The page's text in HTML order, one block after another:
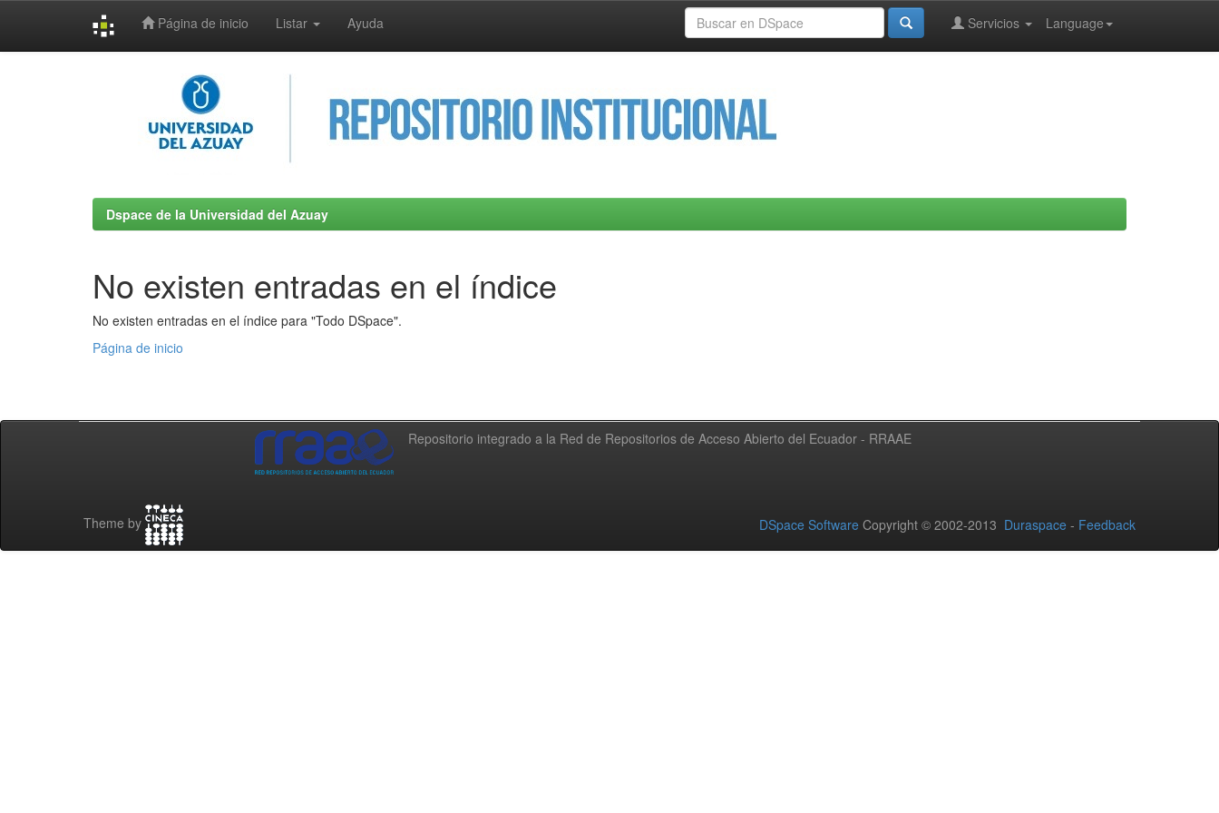
Página de inicio Listar Ayuda Language
Servicios
Dspace de la Universidad del Azuay
No existen entradas en el índice
No existen entradas en el índice para "Todo DSpace".
Página de inicio
Repositorio integrado a la Red de Repositorios de Acceso Abierto del Ecuador - RRAAE
Theme by DSpace Software Copyright © 2002-2013 Duraspace - Feedback